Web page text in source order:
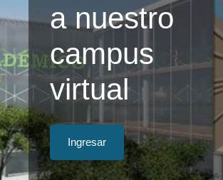
a nuestro
campus
virtual
Ingresar